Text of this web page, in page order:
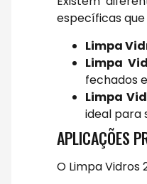
específicas
Limpa
Limpa
fechados
Limpa
ideal para
APLICAÇÕES
O Limpa Vidros